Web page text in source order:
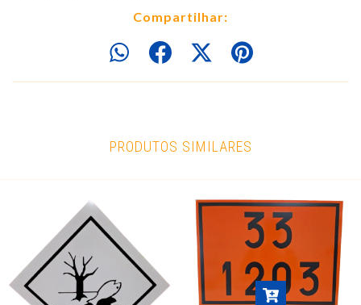
Compartilhar:
PRODUTOS SIMILARES